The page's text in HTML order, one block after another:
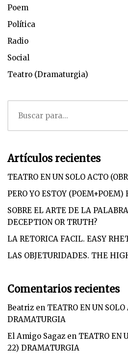
Poem
Política
Radio
Social
Teatro (Dramaturgia)
Artículos recientes
TEATRO EN UN SOLO ACTO
PERO YO ESTOY
SOBRE EL ARTE DE LA
DECEPTION OR TRUTH?
LA RETORICA FACIL. EASY
LAS OBJETURIDADES. THE
Comentarios recientes
Beatriz en TEATRO EN UN
DRAMATURGIA
El Amigo Sagaz en TEATRO EN
22) DRAMATURGIA